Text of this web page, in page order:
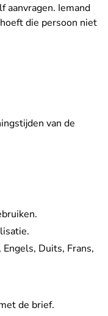
aanvragen. Iemand
die persoon niet
van de
Duits, Frans,
de brief.